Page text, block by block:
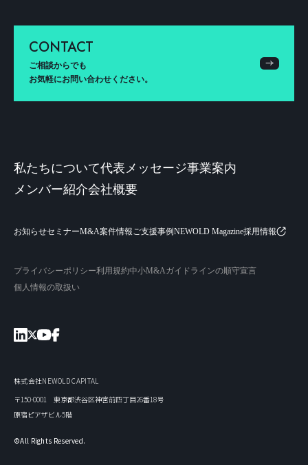
CONTACT
ご相談からでも
お気軽にお問い合わせください。
私たちについて代表メッセージ事業案内
メンバー紹介会社概要
お知らせセミナーM&A案件情報 ご支援事例NEWOLD Magazine採用情報
プライバシーポリシー利用規約中小M&Aガイドラインの順守宣言
個人情報の取扱い
株式会社NEWOLD CAPITAL
〒150-0001 東京都渋谷区神宮前四丁目26番18号
原宿ピアザビル5階
©All Rights Reserved.